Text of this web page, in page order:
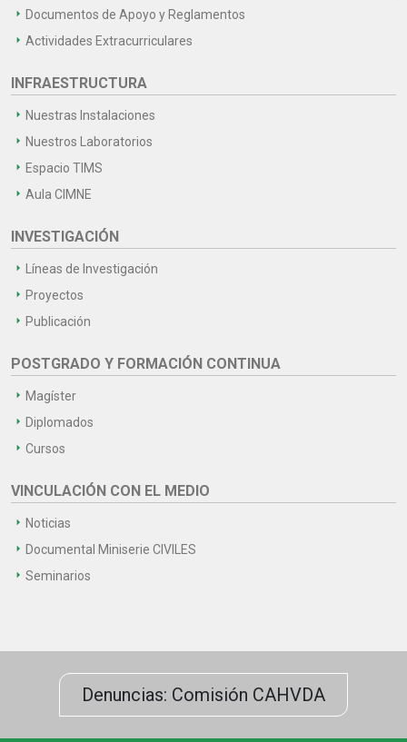
Documentos de Apoyo y Reglamentos
Actividades Extracurriculares
INFRAESTRUCTURA
Nuestras Instalaciones
Nuestros Laboratorios
Espacio TIMS
Aula CIMNE
INVESTIGACIÓN
Líneas de Investigación
Proyectos
Publicación
POSTGRADO Y FORMACIÓN CONTINUA
Magíster
Diplomados
Cursos
VINCULACIÓN CON EL MEDIO
Noticias
Documental Miniserie CIVILES
Seminarios
Denuncias: Comisión CAHVDA